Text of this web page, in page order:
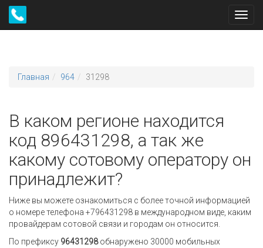
Главная 964 31298
В каком регионе находится
код 896431298, а так же
какому сотовому оператору он
принадлежит?
Ниже вы можете ознакомиться с более точной информацией
о номере телефона +796431298 в международном виде, каким
провайдерам сотовой связи и городам он относится.
По префиксу 96431298обнаружено 30000 мобильных